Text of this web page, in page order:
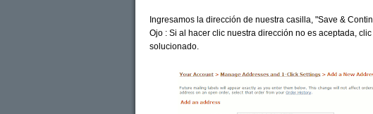
Ingresamos la dirección de nuestra casilla, "Save &
Ojo : Si al hacer clic nuestra dirección no es aceptada,
solucionado.